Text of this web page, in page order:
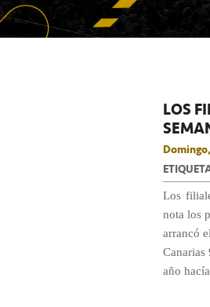
LOS
Los
nota los
arrancó
Canarias
año